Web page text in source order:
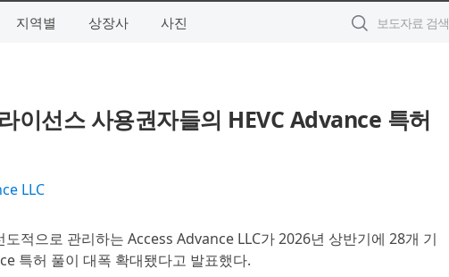
지역별 상장사 사진
이선스 사용권자들의 HEVC Advance 특허
LLC
도적으로 관리하는 Access Advance LLC가 2026년 상반기에 28개 기
특허 풀이 대폭 확대됐다고 발표했다.